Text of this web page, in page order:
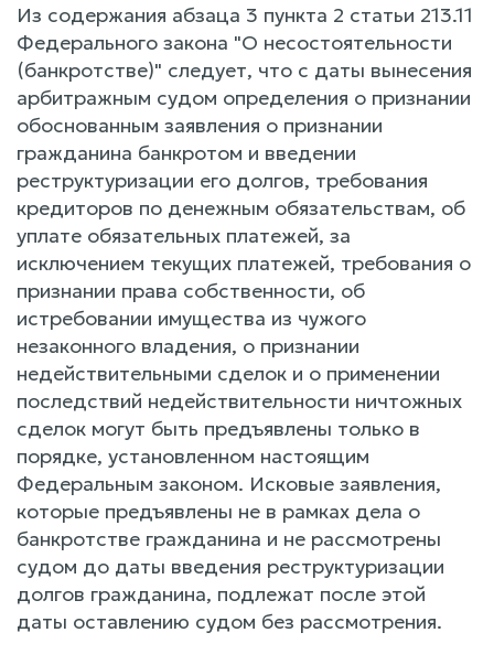
Из содержания абзаца 3 пункта 2 статьи 213.11
Федерального закона "О несостоятельности
(банкротстве)" следует, что с даты вынесения
арбитражным судом определения о признании
обоснованным заявления о признании
гражданина банкротом и введении
реструктуризации его долгов, требования
кредиторов по денежным обязательствам, об
уплате обязательных платежей, за
исключением текущих платежей, требования о
признании права собственности, об
истребовании имущества из чужого
незаконного владения, о признании
недействительными сделок и о применении
последствий недействительности ничтожных
сделок могут быть предъявлены только в
порядке, установленном настоящим
Федеральным законом. Исковые заявления,
которые предъявлены не в рамках дела о
банкротстве гражданина и не рассмотрены
судом до даты введения реструктуризации
долгов гражданина, подлежат после этой
даты оставлению судом без рассмотрения.